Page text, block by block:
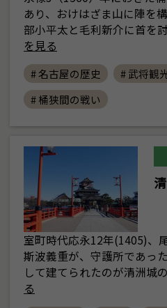
あり、おけはざま山に陣を
部小平太と毛利新介に首を
を見る
# 名古屋の歴史 # 武将観
# 桶狭間の戦い
室町時代応永12年(1405)、
斯波義重が、守護所であっ
して建てられたのが清洲城
る